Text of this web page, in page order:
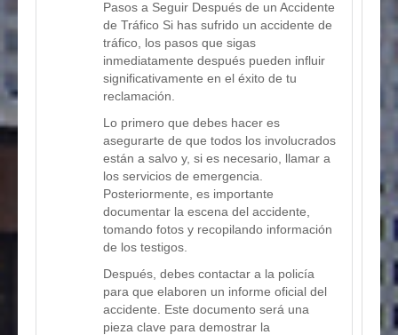
Pasos a Seguir Después de un Accidente
de Tráfico Si has sufrido un accidente de
tráfico, los pasos que sigas
inmediatamente después pueden influir
significativamente en el éxito de tu
reclamación.
Lo primero que debes hacer es
asegurarte de que todos los involucrados
están a salvo y, si es necesario, llamar a
los servicios de emergencia.
Posteriormente, es importante
documentar la escena del accidente,
tomando fotos y recopilando información
de los testigos.
Después, debes contactar a la policía
para que elaboren un informe oficial del
accidente. Este documento será una
pieza clave para demostrar la